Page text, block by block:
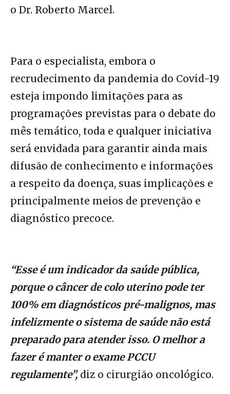
o Dr. Roberto Marcel.
Para o especialista, embora o
recrudecimento da pandemia do Covid-19
esteja impondo limitações para as
programações previstas para o debate do
mês temático, toda e qualquer iniciativa
será envidada para garantir ainda mais
difusão de conhecimento e informações
a respeito da doença, suas implicações e
principalmente meios de prevenção e
diagnóstico precoce.
“Esse é um indicador da saúde pública,
porque o câncer de colo uterino pode ter
100% em diagnósticos pré-malignos, mas
infelizmente o sistema de saúde não está
preparado para atender isso. O melhor a
fazer é manter o exame PCCU
regulamente”, diz o cirurgião oncológico.